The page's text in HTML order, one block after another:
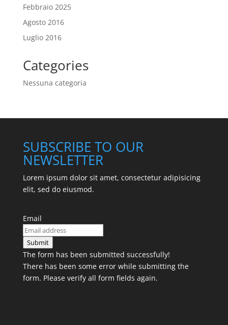
Febbraio 2025
Agosto 2016
Luglio 2016
Categories
Nessuna categoria
SUBSCRIBE TO OUR
NEWSLETTER
Lorem ipsum dolor sit amet, consectetur adipisicing
elit, sed do eiusmod.
Email
Submit
The form has been submitted successfully!
There has been some error while submitting the
form. Please verify all form fields again.